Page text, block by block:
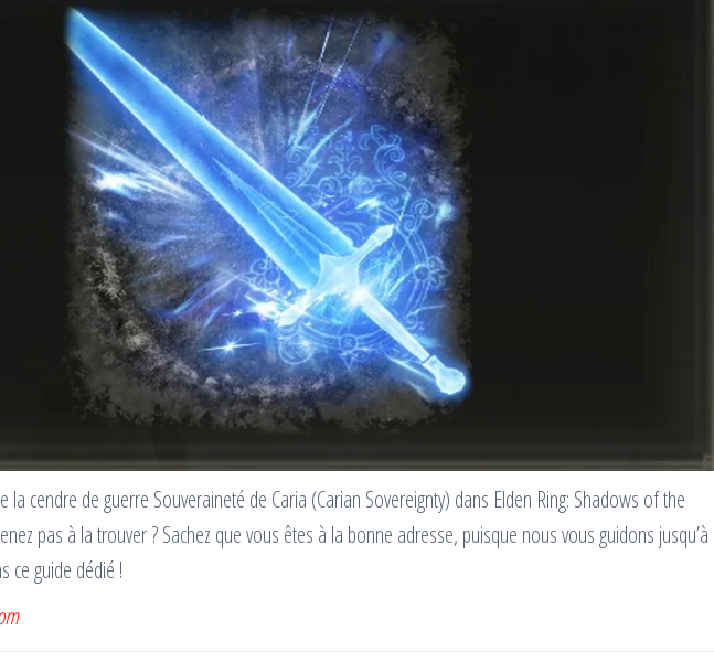
la cendre de guerre Souveraineté de Caria (Carian Sovereignty) dans Elden Ring: Shadows of the
pas à la trouver ? Sachez que vous êtes à la bonne adresse, puisque nous vous guidons jusqu’à
ce guide dédié !